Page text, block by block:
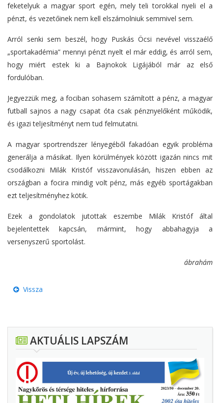
feketelyuk a magyar sport egén, mely teli torokkal nyeli el a
pénzt, és vezetőinek nem kell elszámolniuk semmivel sem.
Arról senki sem beszél, hogy Puskás Öcsi nevével visszaélő
„sportakadémia” mennyi pénzt nyelt el már eddig, és arról sem,
hogy miért estek ki a Bajnokok Ligájából már az első
fordulóban.
Jegyezzük meg, a fociban sohasem számított a pénz, a magyar
futball sajnos a nagy csapat óta csak pénznyelőként működik,
és igazi teljesítményt nem tud felmutatni.
A magyar sportrendszer lényegéből fakadóan egyik probléma
generálja a másikat. Ilyen körülmények között igazán nincs mit
csodálkozni Milák Kristóf visszavonulásán, hiszen ebben az
országban a focira mindig volt pénz, más egyéb sportágakban
ezt teljesítményhez kötik.
Ezek a gondolatok jutottak eszembe Milák Kristóf által
bejelentettek kapcsán, mármint, hogy abbahagyja a
versenyszerű sportolást.
ábrahám
Vissza
AKTUÁLIS LAPSZÁM